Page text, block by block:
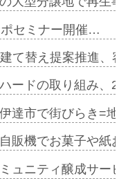
セミナー開催…
て替え提案推進
ードの取り組み
達市で街びらき=
販機でお菓子や
ュニティ醸成サ